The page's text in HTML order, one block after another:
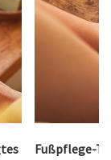
Fußpflege-